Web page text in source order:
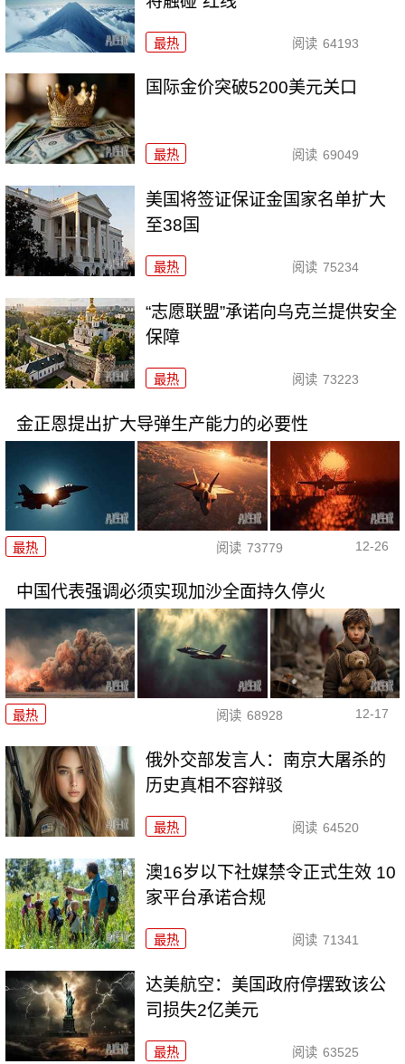
最热 阅读 64193
国际金价突破5200美元关口
最热 阅读 69049
美国将签证保证金国家名单扩大
至38国
最热 阅读 75234
“志愿联盟”承诺向乌克兰提供安全
保障
最热 阅读 73223
金正恩提出扩大导弹生产能力的必要性
最热 阅读 73779 12-26
中国代表强调必须实现加沙全面持久停火
最热 阅读 68928 12-17
俄外交部发言人：南京大屠杀的
历史真相不容辩驳
最热 阅读 64520
澳16岁以下社媒禁令正式生效 10
家平台承诺合规
最热 阅读 71341
达美航空：美国政府停摆致该公
司损失2亿美元
最热 阅读 63525